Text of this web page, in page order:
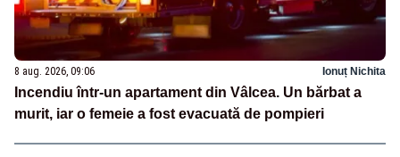
8 aug. 2026, 09:06 Ionuț Nichita
Incendiu într-un apartament din Vâlcea. Un bărbat a
murit, iar o femeie a fost evacuată de pompieri